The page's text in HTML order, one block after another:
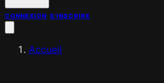
CONNEXION S'INSCRIRE
Accueil